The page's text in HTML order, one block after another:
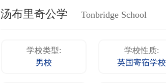
汤布里奇公学 Tonbridge School
学校类型:
男校
学校性质:
英国寄宿学校